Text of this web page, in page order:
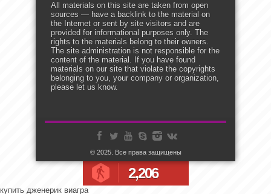
All materials on this site are taken from open
sources — have a backlink to the material on
the Internet or sent by site visitors and are
provided for informational purposes only. The
rights to the materials belong to their owners.
The site administration is not responsible for the
content of the material. If you have found
materials on our site that violate the copyrights
belonging to you, your company or organization,
please let us know.
© 2025. Все права защищены
2,206
купить дженерик виагра